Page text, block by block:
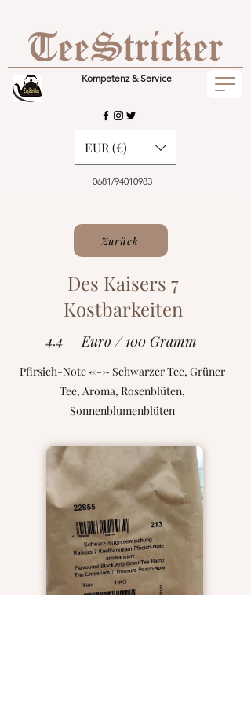
Kompetenz & Service
0681/94010983
EUR (€)
Zurück
Des Kaisers 7
Kostbarkeiten
4.4 Euro / 100 Gramm
Pfirsich-Note <---> Schwarzer Tee, Grüner
Tee, Aroma, Rosenblüten,
Sonnenblumenblüten